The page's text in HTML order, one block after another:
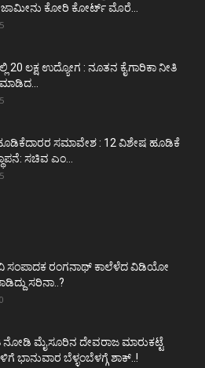
ಜಾಮೀನು ಕೋರಿ ಕೋರ್ಟ್‌ ಮೊರೆ...
20 ಲಕ್ಷ ಉದ್ಯೋಗ : ನೂತನ ಕೈಗಾರಿಕಾ ನೀತಿ
ಸಮಾವೇಶ : 12 ವಿಶೇಷ ಹೂಡಿಕೆ
ಸಚಿವ ಎಂ...
ಸಂಪಾದಕ ರಂಗನಾಥ್ ಕಾಲೆಳೆದ ವಿಡಿಯೋ
ಸರಿನಾ..?
ಮೈಸೂರಿನ ದೇವರಾಜ ಮಾರುಕಟ್ಟೆ
ಭಾನುವಾರ ಬೆಳ್ಳಂಬೆಳಗ್ಗೆ ಶಾಕ್..!